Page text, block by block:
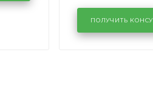
лобового
районе
Volkswagen
ПОЛУЧИТЬ